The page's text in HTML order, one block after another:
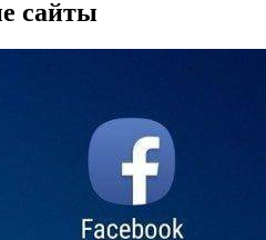
сайты